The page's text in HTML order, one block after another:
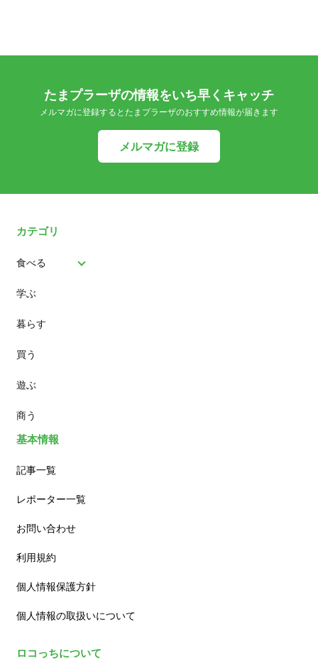
たまプラーザの情報をいち早くキャッチ
メルマガに登録するとたまプラーザのおすすめ情報が届きます
メルマガに登録
カテゴリ
食べる
パン
スイーツ
ランチ
カフェ
学ぶ
暮らす
買う
遊ぶ
商う
基本情報
記事一覧
レポーター一覧
お問い合わせ
利用規約
個人情報保護方針
個人情報の取扱いについて
ロコっちについて